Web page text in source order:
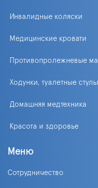
Инвалидные коляски
Медицинские кровати
Противопролежневые
Ходунки, туалетные
Домашняя медтехника
Красота и здоровье
Меню
Сотрудничество